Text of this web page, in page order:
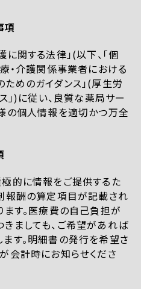
項
関する法律」(以下、「個
・介護関係事業者における
めのガイダンス」(厚生労
」)に従い、良質な薬局サー
の個人情報を適切かつ万全
的に情報をご提供するた
報酬の算定項目が記載され
ます。医療費の自己負担が
ましても、ご希望があれば
す。明細書の発行を希望さ
会計時にお知らせくださ